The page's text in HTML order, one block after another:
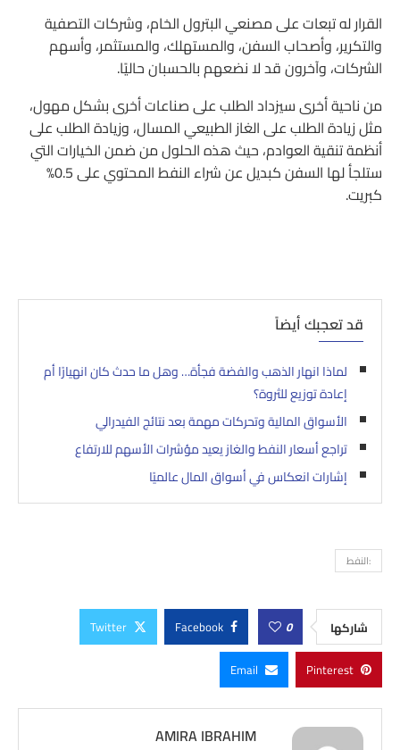
القرار له تبعات على مصنعي البترول الخام، وشركات التصفية
والتكرير، وأصحاب السفن، والمستهلك، والمستثمر، وأسهم
الشركات، وآخرون قد لا نضعهم بالحسبان حاليًا.
من ناحية أخرى سيزداد الطلب على صناعات أخرى بشكل مهول،
مثل زيادة الطلب على الغاز الطبيعي المسال، وزيادة الطلب على
أنظمة تنقية العوادم، حيث هذه الحلول من ضمن الخيارات التي
ستلجأ لها السفن كبديل عن شراء النفط المحتوي على 0.5%
كبريت.
قد تعجبك أيضاً
لماذا انهار الذهب والفضة فجأة… وهل ما حدث كان انهيارًا أم
إعادة توزيع للثروة؟
الأسواق المالية وتحركات مهمة بعد نتائج الفيدرالي
تراجع أسعار النفط والغاز يعيد مؤشرات الأسهم للارتفاع
إشارات انعكاس في أسواق المال عالميًا
:النفط
شاركها 0
Facebook
Twitter
Pinterest
Email
AMIRA IBRAHIM